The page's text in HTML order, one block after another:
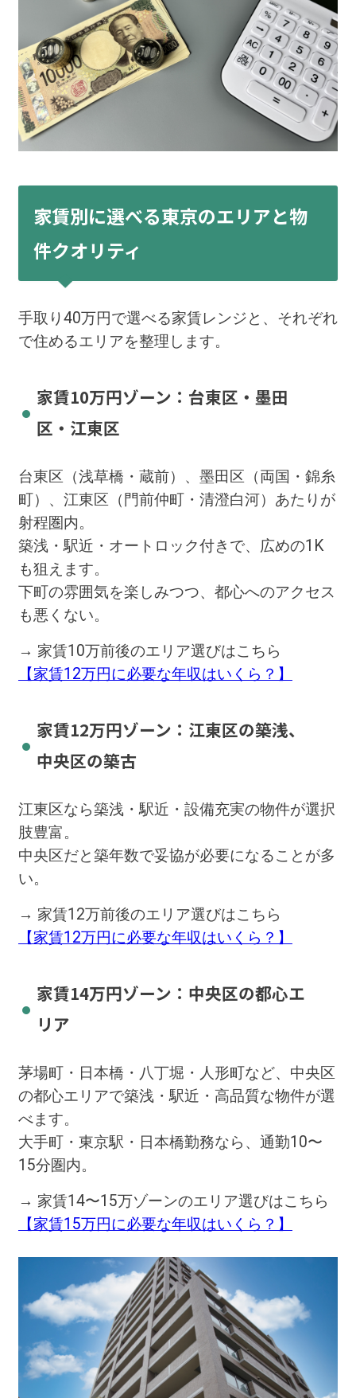
家賃別に選べる東京のエリアと物
件クオリティ
手取り40万円で選べる家賃レンジと、それぞれ
で住めるエリアを整理します。
家賃10万円ゾーン：台東区・墨田
区・江東区
台東区（浅草橋・蔵前）、墨田区（両国・錦糸
町）、江東区（門前仲町・清澄白河）あたりが
射程圏内。
築浅・駅近・オートロック付きで、広めの1K
も狙えます。
下町の雰囲気を楽しみつつ、都心へのアクセス
も悪くない。
→ 家賃10万前後のエリア選びはこちら
【家賃12万円に必要な年収はいくら？】
家賃12万円ゾーン：江東区の築浅、
中央区の築古
江東区なら築浅・駅近・設備充実の物件が選択
肢豊富。
中央区だと築年数で妥協が必要になることが多
い。
→ 家賃12万前後のエリア選びはこちら
【家賃12万円に必要な年収はいくら？】
家賃14万円ゾーン：中央区の都心エ
リア
茅場町・日本橋・八丁堀・人形町など、中央区
の都心エリアで築浅・駅近・高品質な物件が選
べます。
大手町・東京駅・日本橋勤務なら、通勤10〜
15分圏内。
→ 家賃14〜15万ゾーンのエリア選びはこちら
【家賃15万円に必要な年収はいくら？】